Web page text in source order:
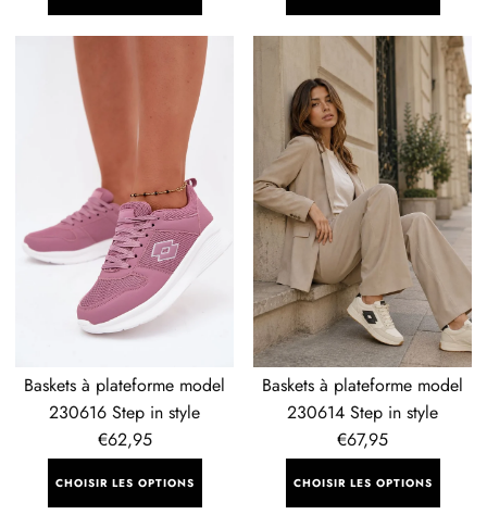
plateforme
style
Baskets à plateforme model
230616 Step in style
Prix
régulier
€62,95
CHOISIR LES OPTIONS
plateforme
model
230614
Step
in
style
Baskets à plateforme model
230614 Step in style
Prix
régulier
€67,95
CHOISIR LES OPTIONS